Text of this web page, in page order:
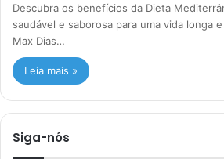
Descubra os benefícios da Dieta
saudável e saborosa para uma vida longa
Max Dias…
Leia mais »
Siga-nós